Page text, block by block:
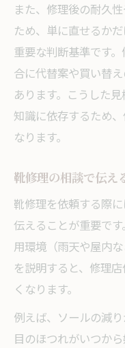
また、修理後の耐久
ため、単に直せるか
重要な判断基準です
合に代替案や買い替
あります。こうした
知識に依存するため
なります。
靴修理の相談で伝
靴修理を依頼する際
伝えることが重要で
用環境（雨天や屋内
を説明すると、修理
くなります。
例えば、ソールの減
目のほつれがいつか